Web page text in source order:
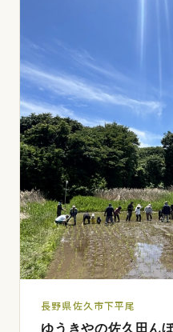
長野県佐久市下平尾
ゆうきやの佐久田ん